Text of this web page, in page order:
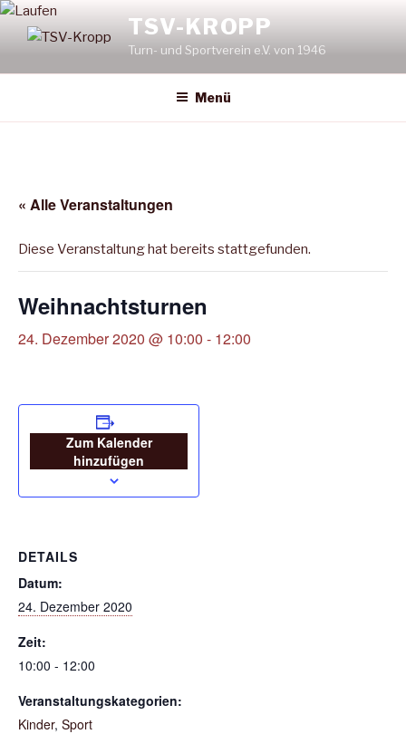
Zum
Inhalt
TSV-KROPP
Turn- und Sportverein e.V. von 1946
Menü
« Alle Veranstaltungen
Diese Veranstaltung hat bereits stattgefunden.
Weihnachtsturnen
24. Dezember 2020 @ 10:00 - 12:00
Zum Kalender
hinzufügen
DETAILS
Datum:
24. Dezember 2020
Zeit:
10:00 - 12:00
Veranstaltungskategorien:
Kinder, Sport